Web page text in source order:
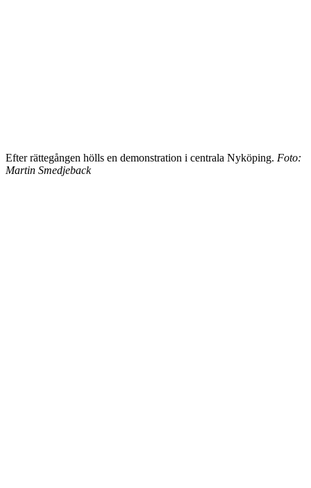
Efter rättegången hölls en demonstration i centrala Nyköping. Foto:
Martin Smedjeback